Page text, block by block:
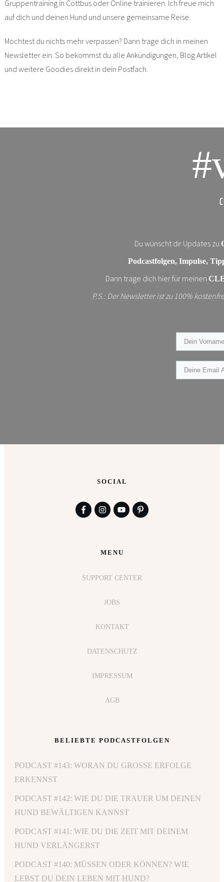
Gruppentraining in Cottbus oder Online trainieren. Ich freue mich
auf dich und deinen Hund und unsere gemeinsame Reise.
Möchtest du nichts mehr verpassen? Dann trage dich in meinen
Newsletter ein. So bekommst du alle Ankündigungen, Blog Artikel
und weitere Goodies direkt in dein Postfach.
Du wünscht dir Updates zu
Podcastfolgen, Impulse,
Dann trage dich hier für meinen
P.S.: Der Newsletter ist zu 100%
BELIEBTE PODCASTFOLGEN
PODCAST #143: WORAN DU GROSSE ERFOLGE E
RKENNST
PODCAST #142: WIE DU DIE TRAUER UM DEINEN
HUND BEWÄLTIGEN KANNST
PODCAST #141: WIE DU DIE ZEIT MIT DEINEM
HUND VERLÄNGERST
PODCAST #140: MÜSSEN ODER KÖNNEN? WIE
LEBST DU DEIN LEBEN MIT HUND?
MENU
SUPPORT CENTER
JOBS
KONTAKT
DATENSCHUTZ
IMPRESSUM
AGB
SOCIAL